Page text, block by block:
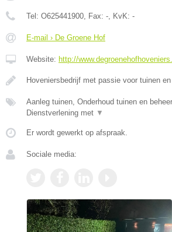
Tel: O625441900, Fax: -, KvK: -
E-mail › De Groene Hof
Website: http://
Hoveniersbedrijf met passie voor tuinen
Aanleg tuinen, Onderhoud tuinen en
Dienstverlening met ▼
Er wordt gewerkt op afspraak.
Sociale media: